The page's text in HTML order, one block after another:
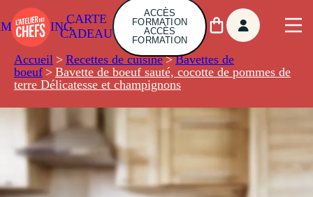
CARTE
CADEAU
ACCÈS
FORMATION
ACCÈS
FORMATION
Accueil > Recettes de cuisine > Bavettes de
boeuf > Bavette de boeuf sauté, cocotte de pommes de
terre Délicatesse et champignons